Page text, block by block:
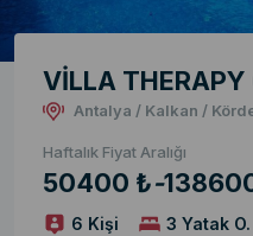
VİLLA
Antalya / Kalkan /
Haftalık Fiyat Aralığı
50400 ₺-
6 Kişi 3 Yatak O.